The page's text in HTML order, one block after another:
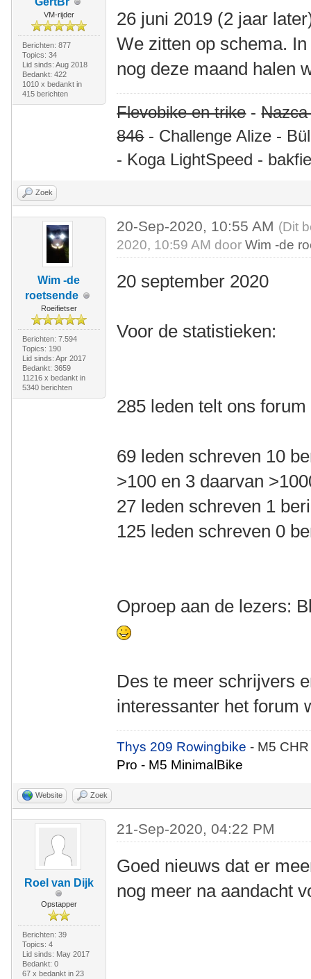
VM-rijder
Berichten: 877
Topics: 34
Lid sinds: Aug 2018
Bedankt: 422
1010 x bedankt in
415 berichten
26 juni 2019 (2 jaar
We zitten op schema.
nog deze maand halen
Flevobike en trike-
846- Challenge Alize -
- Koga LightSpeed -
Zoek
Wim -de
roetsende
Roeifietser
Berichten: 7.594
Topics: 190
Lid sinds: Apr 2017
Bedankt: 3659
11216 x bedankt in
5340 berichten
20-Sep-2020, 10:55 AM (Dit
2020, 10:59 AM doorWim -de
20 september 2020
Voor de statistieken:
285 leden telt ons forum
69 leden schreven 10
>100 en 3 daarvan
27 leden schreven 1
125 leden schreven 0
Oproep aan de lezers:
Des te meer schrijvers
interessanter het forum
Thys 209 Rowingbike- M5
Pro - M5 MinimalBike
Website Zoek
Roel van Dijk
Opstapper
Berichten: 39
Topics: 4
Lid sinds: May 2017
Bedankt: 0
67 x bedankt in 23
21-Sep-2020, 04:22 PM
Goed nieuws dat er
nog meer na aandacht